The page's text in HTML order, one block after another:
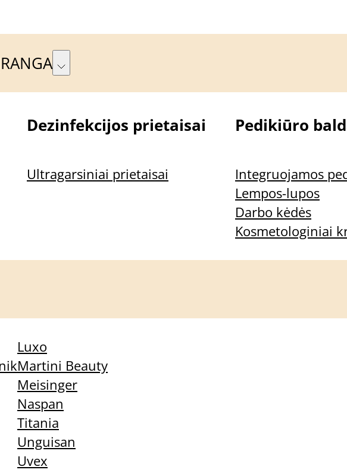
Dezinfekcijos prietaisai
Ultragarsiniai prietaisai
Pedikiūro
Integruojamos
Lempos-lupos
Darbo kėdės
Kosmetologiniai
Luxo
Martini Beauty
Meisinger
Naspan
Titania
Unguisan
Uvex